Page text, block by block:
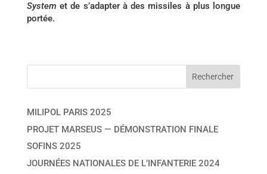
System et de s’adapter à des missiles à plus longue
portée.
MILIPOL PARIS 2025
PROJET MARSEUS — DÉMONSTRATION FINALE
SOFINS 2025
JOURNÉES NATIONALES DE L’INFANTERIE 2024